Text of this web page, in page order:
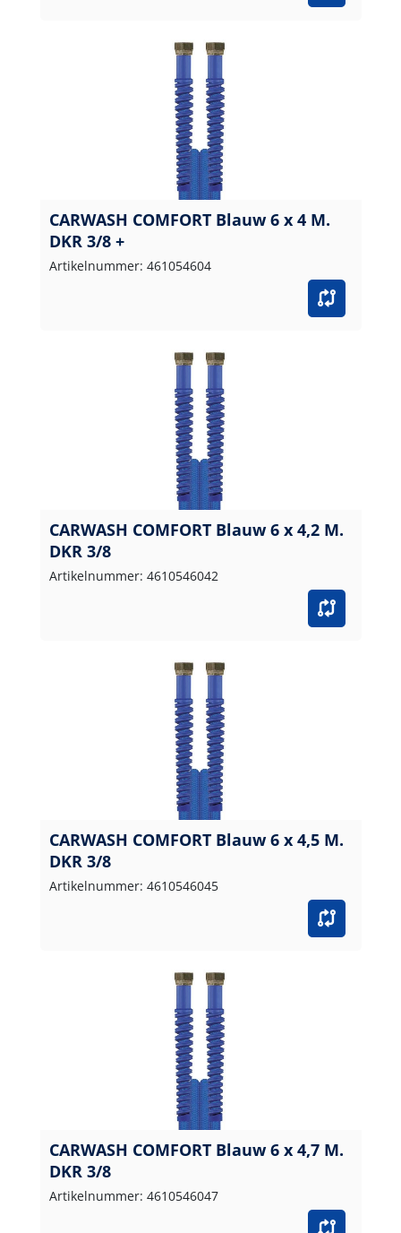
CARWASH COMFORT Blauw 6 x 4 M.
DKR 3/8 +
Artikelnummer: 461054604
CARWASH COMFORT Blauw 6 x 4,2 M.
DKR 3/8
Artikelnummer: 4610546042
CARWASH COMFORT Blauw 6 x 4,5 M.
DKR 3/8
Artikelnummer: 4610546045
CARWASH COMFORT Blauw 6 x 4,7 M.
DKR 3/8
Artikelnummer: 4610546047